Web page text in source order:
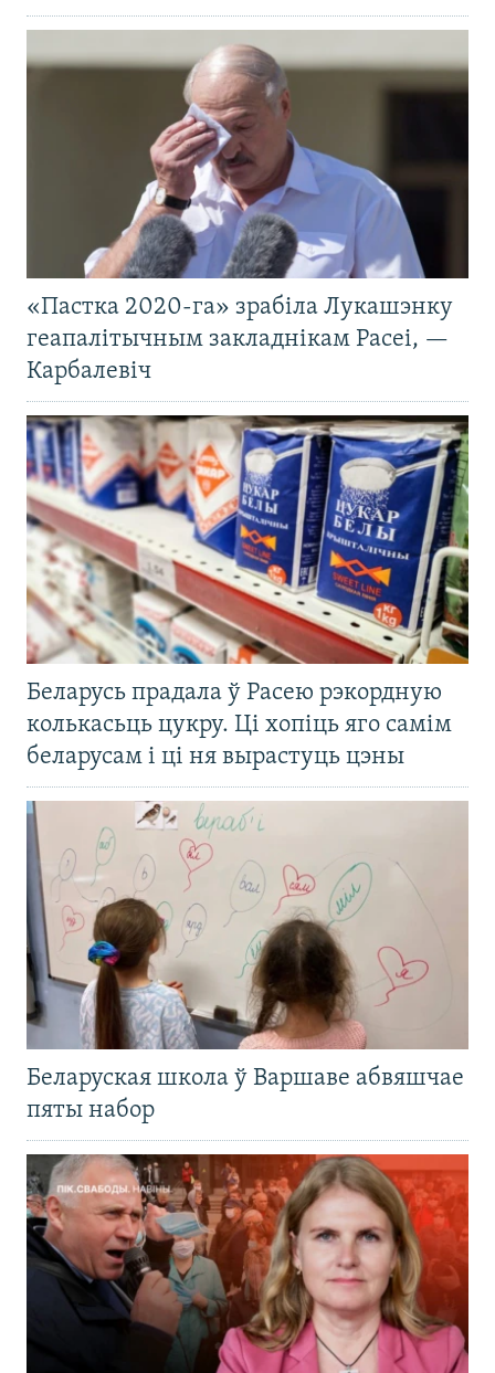
«Пастка 2020-га» зрабіла Лукашэнку
геапалітычным закладнікам Расеі, —
Карбалевіч
Беларусь прадала ў Расею рэкордную
колькасьць цукру. Ці хопіць яго самім
беларусам і ці ня вырастуць цэны
Беларуская школа ў Варшаве абвяшчае
пяты набор